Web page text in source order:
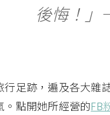
後悔！
足跡，遍及各大雜
點開她所經營的FB